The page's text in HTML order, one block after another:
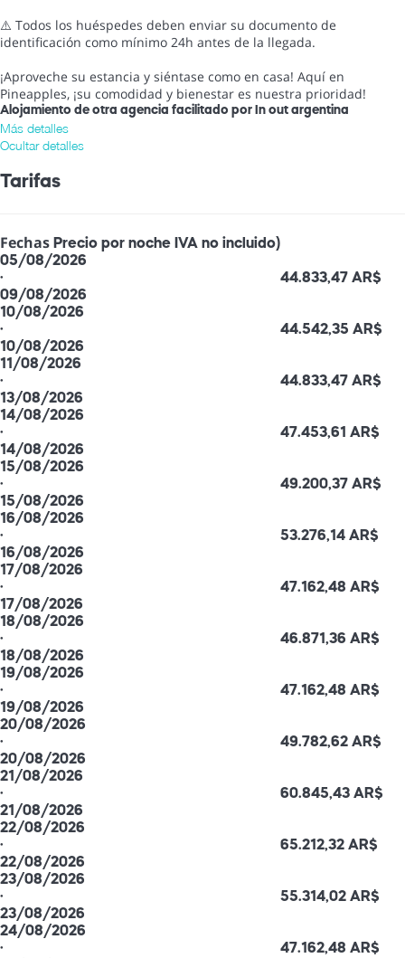
⚠️ Todos los huéspedes deben enviar su documento de
identificación como mínimo 24h antes de la llegada.
¡Aproveche su estancia y siéntase como en casa! Aquí en
Pineapples, ¡su comodidad y bienestar es nuestra prioridad!
Alojamiento de otra agencia facilitado por In out argentina
Más detalles
Ocultar detalles
Tarifas
Fechas Precio por noche IVA no incluido)
05/08/2026
·
09/08/2026
44.833,47 AR$
10/08/2026
·
10/08/2026
44.542,35 AR$
11/08/2026
·
13/08/2026
44.833,47 AR$
14/08/2026
·
14/08/2026
47.453,61 AR$
15/08/2026
·
15/08/2026
49.200,37 AR$
16/08/2026
·
16/08/2026
53.276,14 AR$
17/08/2026
·
17/08/2026
47.162,48 AR$
18/08/2026
·
18/08/2026
46.871,36 AR$
19/08/2026
·
19/08/2026
47.162,48 AR$
20/08/2026
·
20/08/2026
49.782,62 AR$
21/08/2026
·
21/08/2026
60.845,43 AR$
22/08/2026
·
22/08/2026
65.212,32 AR$
23/08/2026
·
23/08/2026
55.314,02 AR$
24/08/2026
·
47.162,48 AR$